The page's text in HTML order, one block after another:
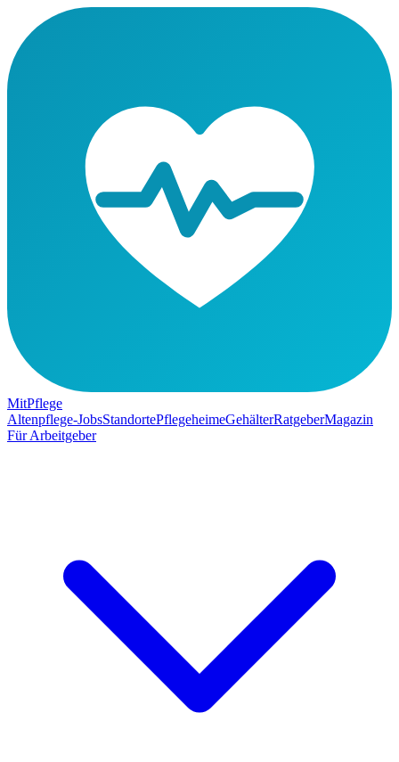
MitPflege
Altenpflege-JobsStandortePflegeheimeGehälterRatgeberMagazin
Für Arbeitgeber